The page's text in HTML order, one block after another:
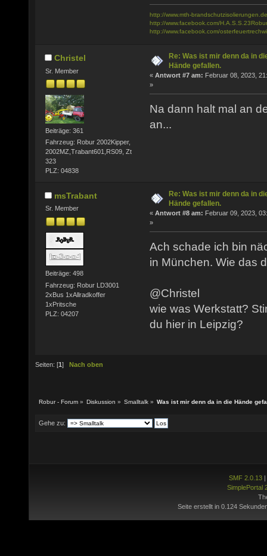
http://www.mth-
http://www.facebook.com/H.A.S.S.23Robur
http://www.facebook.com/
Christel
Sr. Member
Beiträge: 361
Fahrzeug: Robur 2002Kipper,
2002MZ,Trabant601,RS09, Zt
323
PLZ: 04838
Re: Was ist mir denn da in
Hände gefallen.
« Antwort #7 am: Februar 08, 2023,
»
Na dann halt mal an
an...
msTrabant
Sr. Member
Beiträge: 498
Fahrzeug: Robur LD3001
2xBus 1xAllradkoffer
1xPritsche
PLZ: 04207
Re: Was ist mir denn da in
Hände gefallen.
« Antwort #8 am: Februar 09, 2023,
»
Ach schade ich bin
in München. Wie das
@Christel
wie was Werkstatt?
du hier in Leipzig?
Seiten: [1] Nach oben
Robur - Forum » Diskussion » Smalltalk » Was ist mir denn da in die Hände
Gehe zu:
SMF 2.0.13|
SimplePortal
Seite erstellt in 0.124